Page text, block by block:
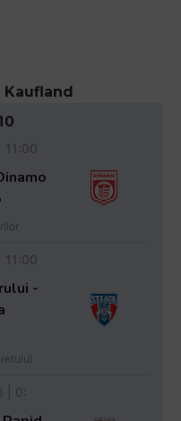
Kaufland
11:00
11:00
-
| 0: